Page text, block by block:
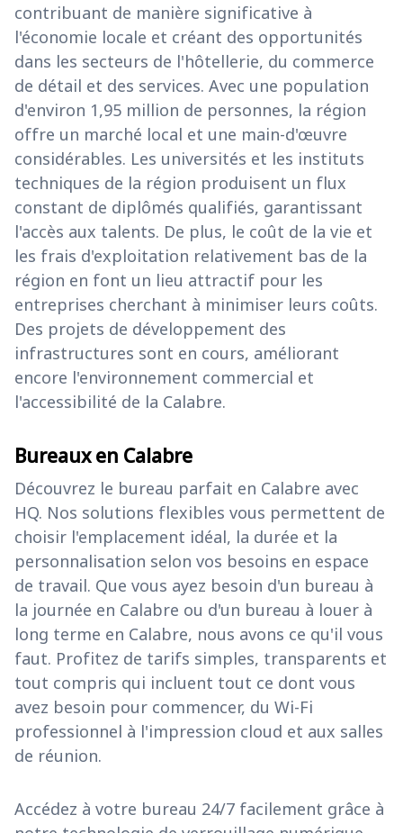
contribuant de manière significative à
l'économie locale et créant des opportunités
dans les secteurs de l'hôtellerie, du commerce
de détail et des services. Avec une population
d'environ 1,95 million de personnes, la région
offre un marché local et une main-d'œuvre
considérables. Les universités et les instituts
techniques de la région produisent un flux
constant de diplômés qualifiés, garantissant
l'accès aux talents. De plus, le coût de la vie et
les frais d'exploitation relativement bas de la
région en font un lieu attractif pour les
entreprises cherchant à minimiser leurs coûts.
Des projets de développement des
infrastructures sont en cours, améliorant
encore l'environnement commercial et
l'accessibilité de la Calabre.
Bureaux en Calabre
Découvrez le bureau parfait en Calabre avec
HQ. Nos solutions flexibles vous permettent de
choisir l'emplacement idéal, la durée et la
personnalisation selon vos besoins en espace
de travail. Que vous ayez besoin d'un bureau à
la journée en Calabre ou d'un bureau à louer à
long terme en Calabre, nous avons ce qu'il vous
faut. Profitez de tarifs simples, transparents et
tout compris qui incluent tout ce dont vous
avez besoin pour commencer, du Wi-Fi
professionnel à l'impression cloud et aux salles
de réunion.
Accédez à votre bureau 24/7 facilement grâce à